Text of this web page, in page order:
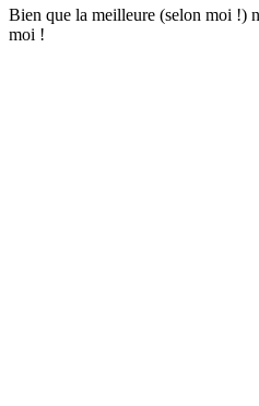
Bien que la meilleure (selon moi !)
moi !